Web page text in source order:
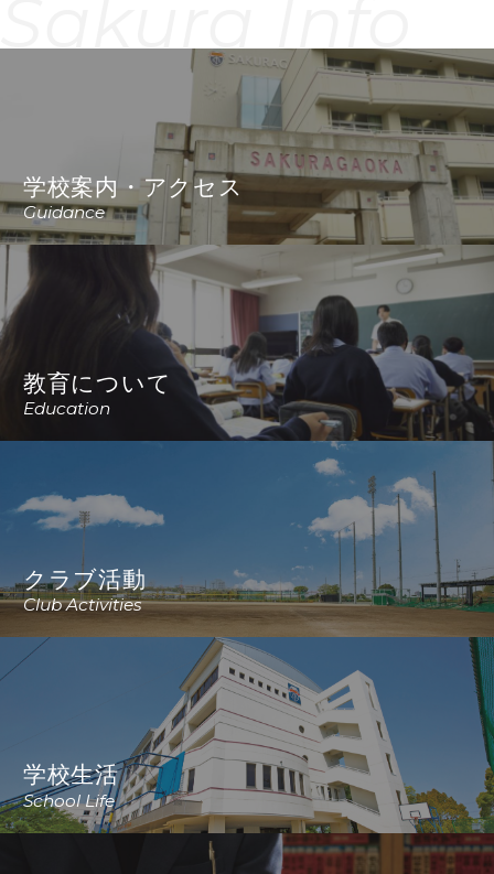
学校案内・アクセス
Guidance
教育について
Education
クラブ活動
Club Activities
学校生活
School Life